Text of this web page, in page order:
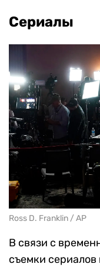
Сериалы
Ross D. Franklin / AP
В связи с
съемки